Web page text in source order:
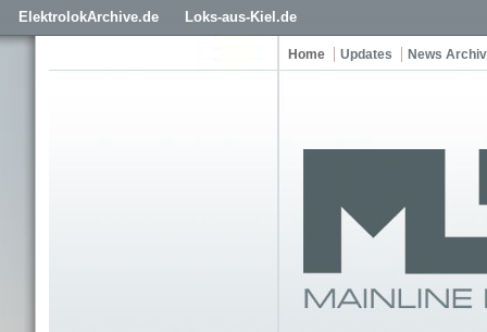
ElektrolokArchive.de Loks-aus-Kiel.de
Home Updates News Archiv